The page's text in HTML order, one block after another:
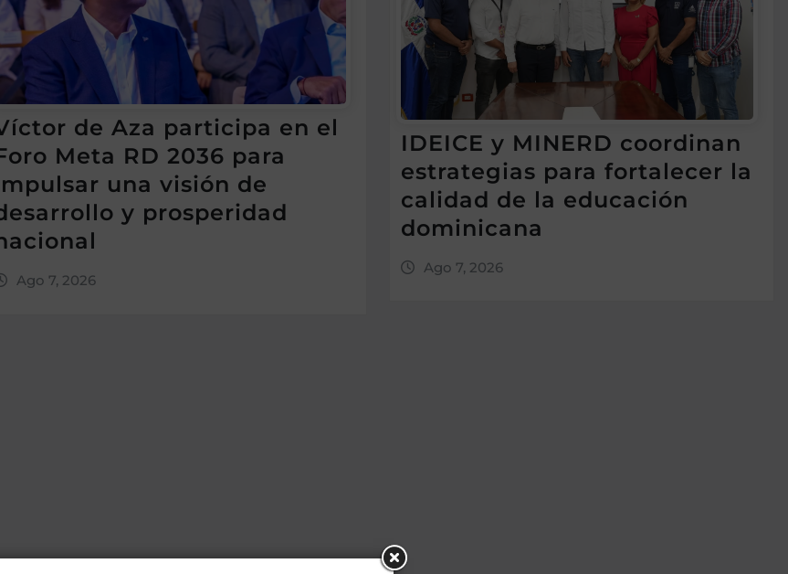
de Aza participa en el
Meta RD 2036 para
una visión de
y prosperidad
Ago 7, 2026
IDEICE y MINERD coordinan
estrategias para fortalecer la
calidad de la educación
dominicana
Ago 7, 2026